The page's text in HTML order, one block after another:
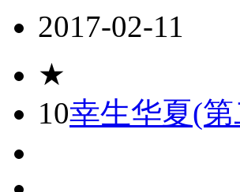
2017-02-11
★
10幸生华夏(